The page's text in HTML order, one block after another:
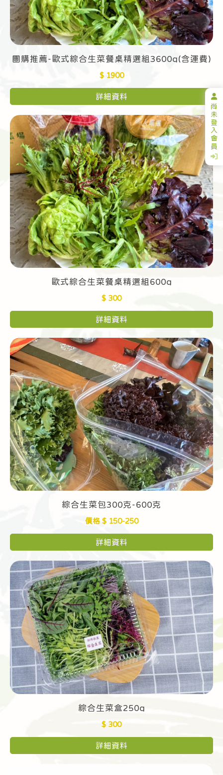
尚
未
登
入
會
員
團購推薦-歐式綜合生菜餐桌精選組3600g(含運費)
$ 1900
詳細資料
歐式綜合生菜餐桌精選組600g
$ 300
詳細資料
綜合生菜包300克-600克
價格 $ 150-250
詳細資料
綜合生菜盒250g
$ 300
詳細資料